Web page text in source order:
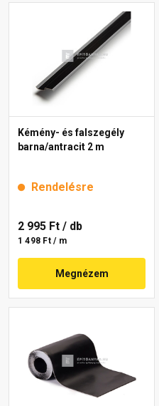
Kémény- és falszegély
barna/antracit 2 m
Rendelésre
2 995 Ft / db
1 498 Ft / m
Megnézem